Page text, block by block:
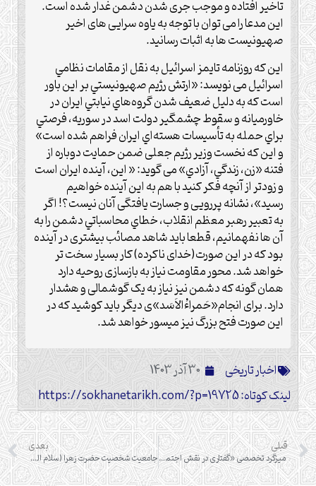
تاخیر افتاده و موجب جری شدن دشمن غدار شده است.
این مدعا را می توان با توجه به یاوه سرایی های اخیر
صهیونیست ها به اثبات رسانید.
این که روزنامه تايمز اسرائيل به نقل از مقامات نظامي
اسرائيل می نویسد: «ارتش رژيم صهيونيستي بر اين باور
است که به دليل ضعيف شدن گروه‌هاي نيابتي ايران در
خاورميانه و سقوط چشمگير دولت اسد در سوريه، فرصتي
براي حمله به تأسيسات هسته‌اي ايران فراهم شده است»
و این که نخست وزیر رژیم جعلی ضمن حمايت دوباره از
فتنه «زن، زندگي، آزادي» می گوید: « اين، آينده ايران است
و زودتر از آنچه فکر کنيد با هم به اين آينده خواهيم
رسيد»، نشانه پررویی و جسارت یافتگی آنان نیست؟! اگر
به تعبیر رهبر معظم انقلاب، خطاي محاسباتي دشمن را به
آن ها نفهمانیم، قطعا باید شاهد مصائب بیشتری در آینده
بود که در این صورت(خدای ناکرده) کار بسیار سخت تر
خواهد شد. محور مقاومت نیاز به بازسازی روحیه دارد
همان گونه که دشمن نیز نیاز به یک گوشمالی و هشدار
دارد. برای انجام«حَمراءُالاَسَد»ی دیگر باید کوشید که در
این صورت فتح بزرگ نیز میسور خواهد شد.
اخبار تاریخی
30 آذر 1403
لینک کوتاه: https://sokhanetarikh.com/?p=19725
قبلی
میزگرد تخصصی «گفتاری در نقش اجتماعی زنان در تاریخ اسلام»
بعدی
جامعیت شخصیت حضرت زهرا (سلام الله علیها)